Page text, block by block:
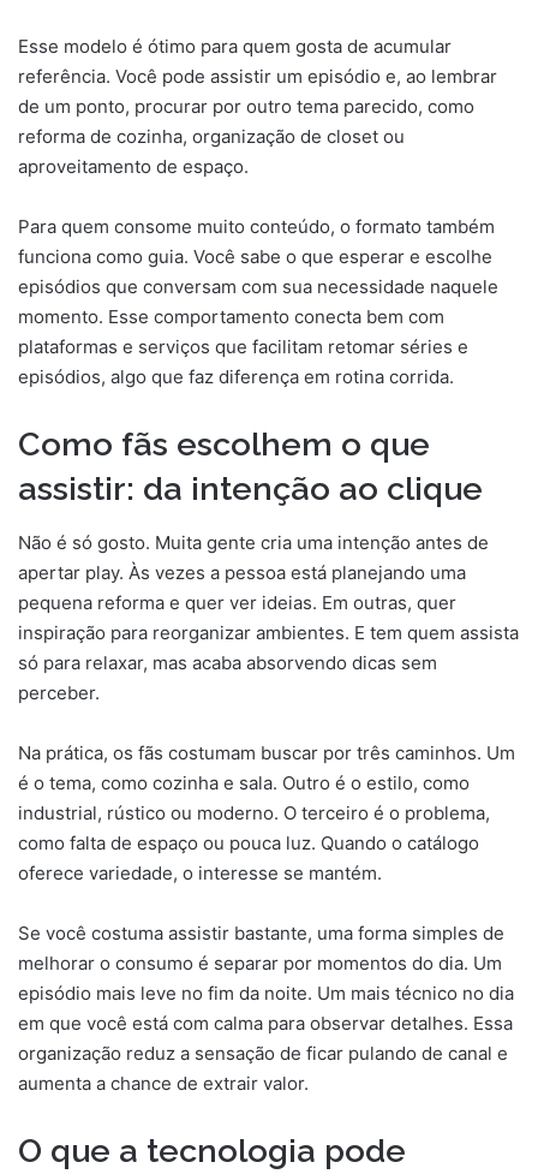
Esse modelo é ótimo para quem gosta de acumular
referência. Você pode assistir um episódio e, ao lembrar
de um ponto, procurar por outro tema parecido, como
reforma de cozinha, organização de closet ou
aproveitamento de espaço.
Para quem consome muito conteúdo, o formato também
funciona como guia. Você sabe o que esperar e escolhe
episódios que conversam com sua necessidade naquele
momento. Esse comportamento conecta bem com
plataformas e serviços que facilitam retomar séries e
episódios, algo que faz diferença em rotina corrida.
Como fãs escolhem o que
assistir: da intenção ao clique
Não é só gosto. Muita gente cria uma intenção antes de
apertar play. Às vezes a pessoa está planejando uma
pequena reforma e quer ver ideias. Em outras, quer
inspiração para reorganizar ambientes. E tem quem assista
só para relaxar, mas acaba absorvendo dicas sem
perceber.
Na prática, os fãs costumam buscar por três caminhos. Um
é o tema, como cozinha e sala. Outro é o estilo, como
industrial, rústico ou moderno. O terceiro é o problema,
como falta de espaço ou pouca luz. Quando o catálogo
oferece variedade, o interesse se mantém.
Se você costuma assistir bastante, uma forma simples de
melhorar o consumo é separar por momentos do dia. Um
episódio mais leve no fim da noite. Um mais técnico no dia
em que você está com calma para observar detalhes. Essa
organização reduz a sensação de ficar pulando de canal e
aumenta a chance de extrair valor.
O que a tecnologia pode